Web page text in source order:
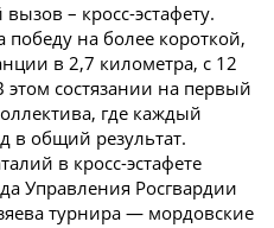
– кросс-эстафету.
на более короткой,
в 2,7 километра, с 12
состязании на первый
где каждый
в общий результат.
в кросс-эстафете
Управления Росгвардии
турнира — мордовские